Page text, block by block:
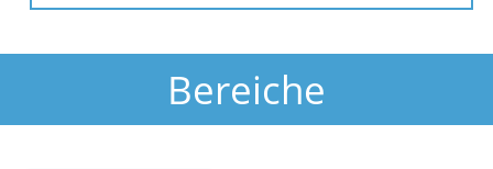
Bereiche